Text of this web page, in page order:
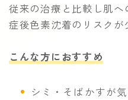
従来の治療と比較し肌
症後色素沈着のリスクが
こんな方におすすめ
シミ・そばかすが